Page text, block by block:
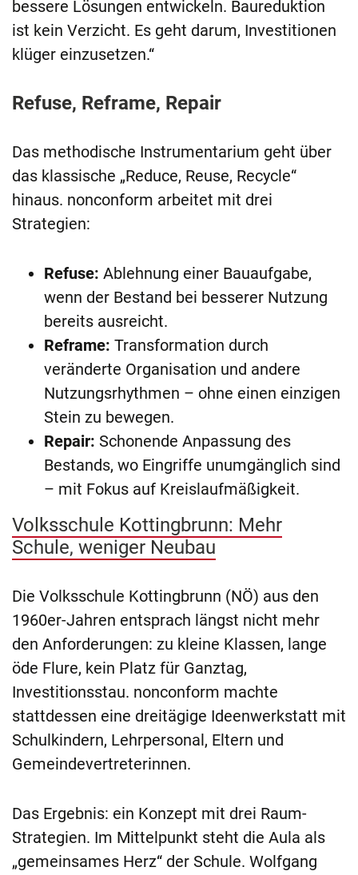
bessere Lösungen entwickeln. Baureduktion
ist kein Verzicht. Es geht darum, Investitionen
klüger einzusetzen.“
Refuse, Reframe, Repair
Das methodische Instrumentarium geht über
das klassische „Reduce, Reuse, Recycle“
hinaus. nonconform arbeitet mit drei
Strategien:
Refuse: Ablehnung einer Bauaufgabe,
wenn der Bestand bei besserer Nutzung
bereits ausreicht.
Reframe: Transformation durch
veränderte Organisation und andere
Nutzungsrhythmen – ohne einen einzigen
Stein zu bewegen.
Repair: Schonende Anpassung des
Bestands, wo Eingriffe unumgänglich sind
– mit Fokus auf Kreislaufmäßigkeit.
Volksschule Kottingbrunn: Mehr
Schule, weniger Neubau
Die Volksschule Kottingbrunn (NÖ) aus den
1960er-Jahren entsprach längst nicht mehr
den Anforderungen: zu kleine Klassen, lange
öde Flure, kein Platz für Ganztag,
Investitionsstau. nonconform machte
stattdessen eine dreitägige Ideenwerkstatt mit
Schulkindern, Lehrpersonal, Eltern und
Gemeindevertreterinnen.
Das Ergebnis: ein Konzept mit drei Raum-
Strategien. Im Mittelpunkt steht die Aula als
„gemeinsames Herz“ der Schule. Wolfgang